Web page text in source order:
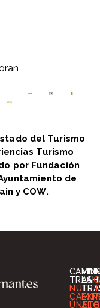
del Turismo
Turismo
por Fundación
de
y COW.
ÚNETE
VIVE
LA